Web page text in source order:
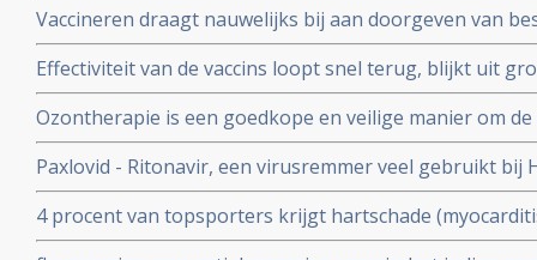
Vaccineren draagt nauwelijks bij aan doorgeven van
vaccineren lijkt juist doorgeven van besmettingen en
stimuleren. Bewijst groot internationaal onderzoek in
Effectiviteit van de vaccins loopt snel terug, blijkt uit
onder 800.000 veteranen.
Ozontherapie is een goedkope en veilige manier om
virussen - de overvloedige zwavel bevattende
SARS-CoV-2 aan te pakken en te elimineren
Paxlovid - Ritonavir, een virusremmer veel gebruikt bij
ziekenhuisopname bij kwetsbare coronapatiënten met
tijd wordt ingenomen
4 procent van topsporters krijgt hartschade
na lichte klachten als na ernstige klachten blijkt uit